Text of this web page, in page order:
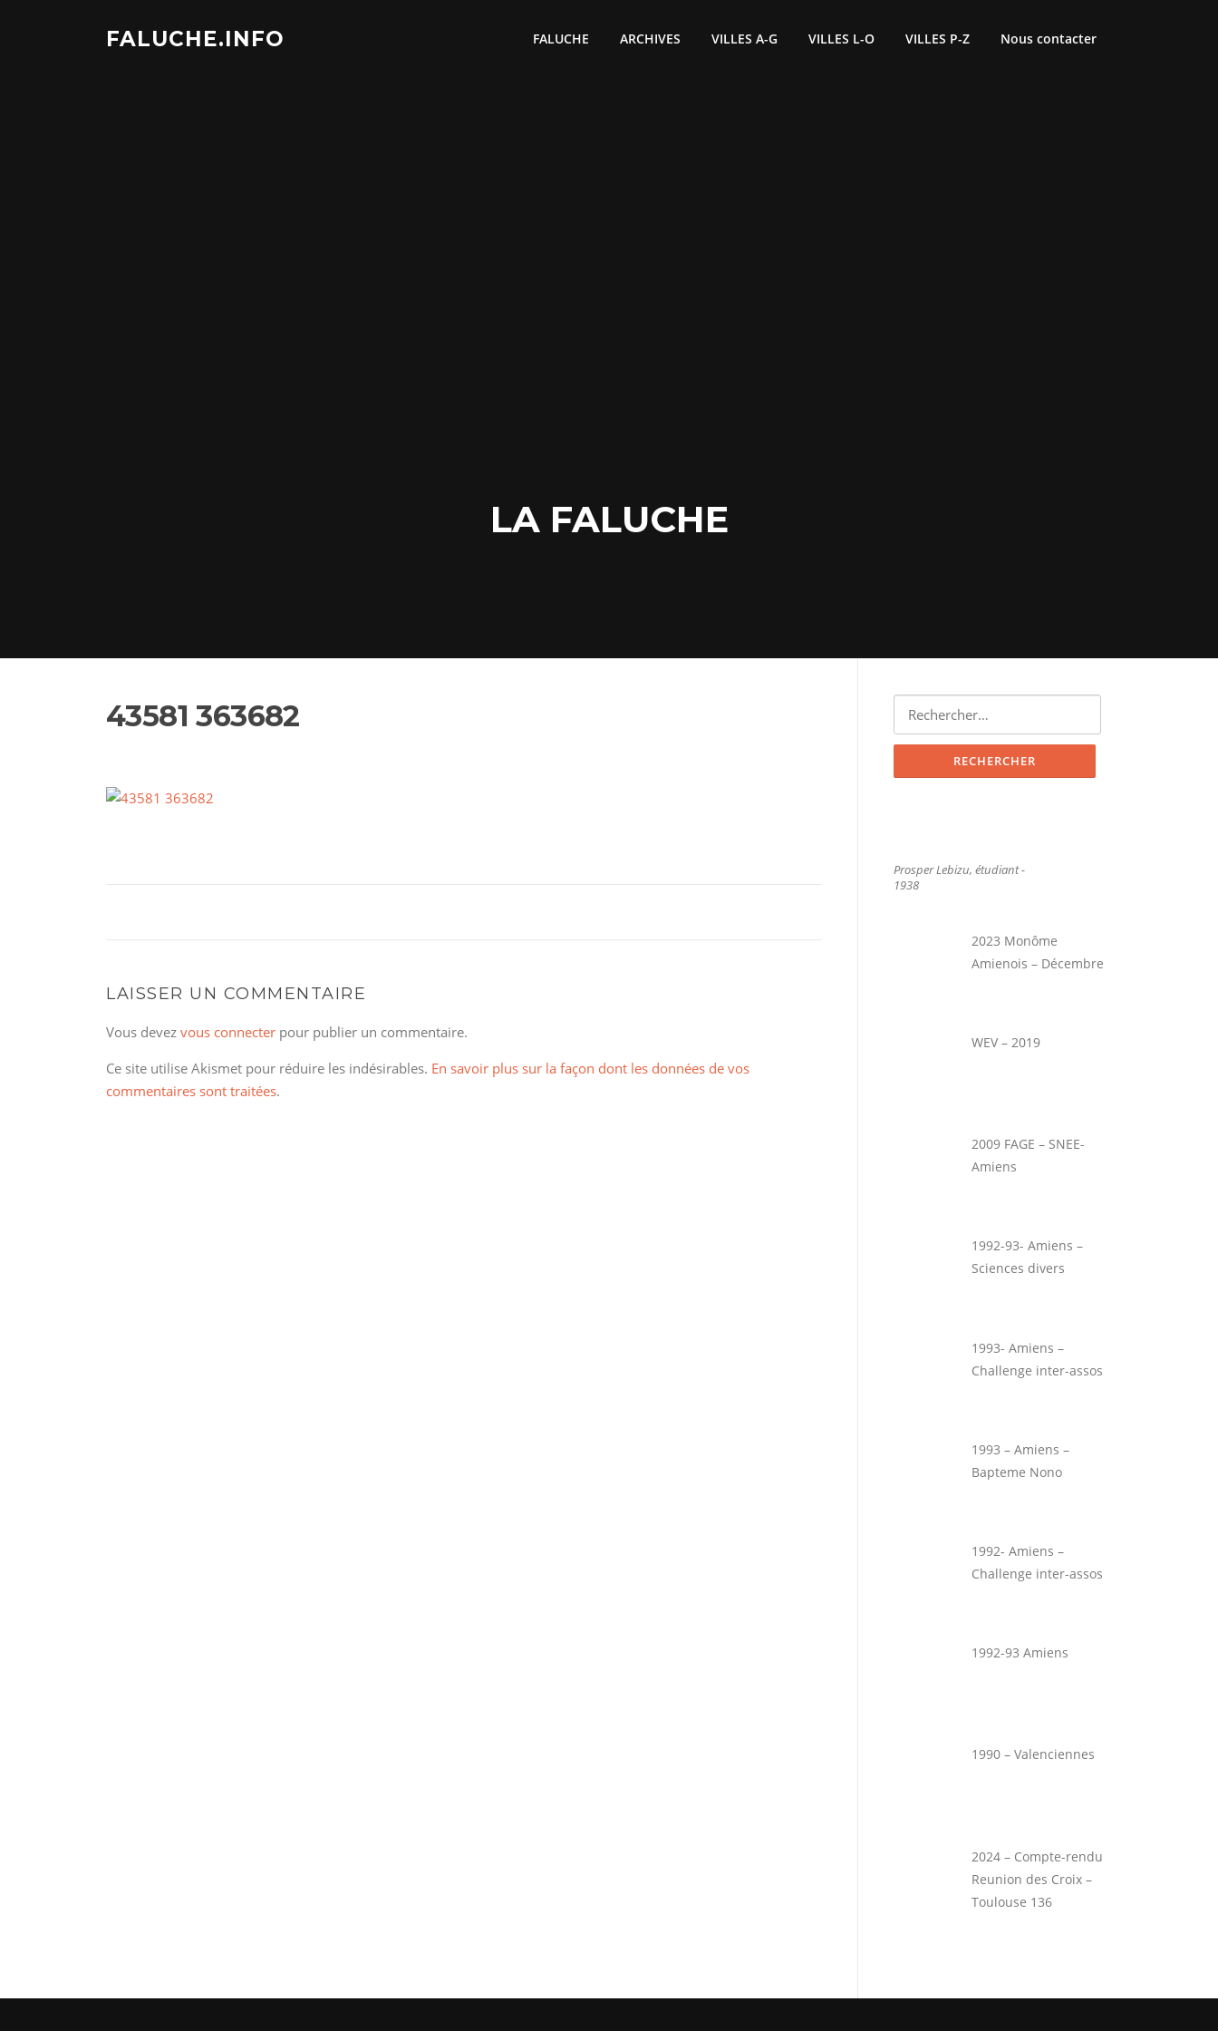
FALUCHE.INFO FALUCHE ARCHIVES VILLES A-G VILLES L-O VILLES P-Z Nous contacter
LA FALUCHE
43581 363682
LAISSER UN COMMENTAIRE
Vous devez vous connecter pour publier un commentaire.
Ce site utilise Akismet pour réduire les indésirables. En savoir plus sur la façon dont les données de vos
commentaires sont traitées.
Prosper Lebizu, étudiant -
1938
2023 Monôme
Amienois – Décembre
WEV – 2019
2009 FAGE – SNEE-
Amiens
1992-93- Amiens –
Sciences divers
1993- Amiens –
Challenge inter-assos
1993 – Amiens –
Bapteme Nono
1992- Amiens –
Challenge inter-assos
1992-93 Amiens
1990 – Valenciennes
2024 – Compte-rendu
Reunion des Croix –
Toulouse 136